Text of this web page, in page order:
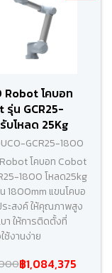
Robot โคบอท
รุ่น GCR25-
บโหลด 25Kg
GCR25-1800
โคบอท Cobot
1800 โหลด25kg
1800mm แขนโคบอ
ระสงค์ ให้คุณภาพสูง
า ให้การติดตั้งที่
ช้งานง่าย
฿1,084,375